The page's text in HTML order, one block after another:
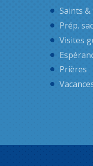
Saints
Prép.
Visites
Prières